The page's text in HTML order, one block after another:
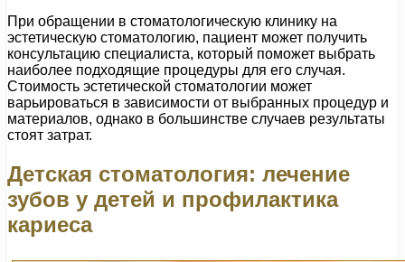
При обращении в стоматологическую клинику на
эстетическую стоматологию, пациент может получить
консультацию специалиста, который поможет выбрать
наиболее подходящие процедуры для его случая.
Стоимость эстетической стоматологии может
варьироваться в зависимости от выбранных процедур и
материалов, однако в большинстве случаев результаты
стоят затрат.
Детская стоматология: лечение
зубов у детей и профилактика
кариеса